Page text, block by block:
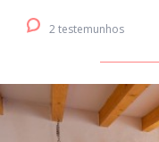
2 testemunhos